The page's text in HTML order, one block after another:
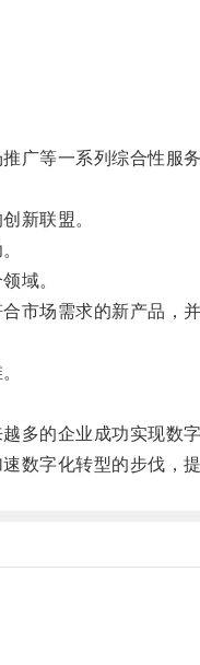
广等一系列综合性服务
新联盟。
域。
场需求的新产品，并
的企业成功实现数字
字化转型的步伐，提